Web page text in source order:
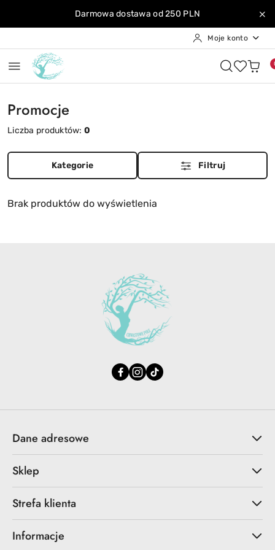
Przejdź do treści głównej
Przejdź do wyszukiwarki
Przejdź do moje konto
Przejdź do menu głównego
Przejdź do stopkiDarmowa dostawa od 250 PLN
Moje konto
Promocje
Liczba produktów:0
Kategorie Filtruj
Brak produktów do wyświetlenia
Dane adresowe
Sklep
Strefa klienta
Informacje